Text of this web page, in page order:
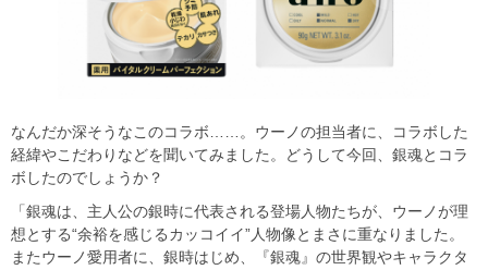
なんだか深そうなこのコラボ……。ウーノの担当者に、コラボした
経緯やこだわりなどを聞いてみました。どうして今回、銀魂とコラ
ボしたのでしょうか？
「銀魂は、主人公の銀時に代表される登場人物たちが、ウーノが理
想とする“余裕を感じるカッコイイ”人物像とまさに重なりました。
またウーノ愛用者に、銀時はじめ、『銀魂』の世界観やキャラクタ